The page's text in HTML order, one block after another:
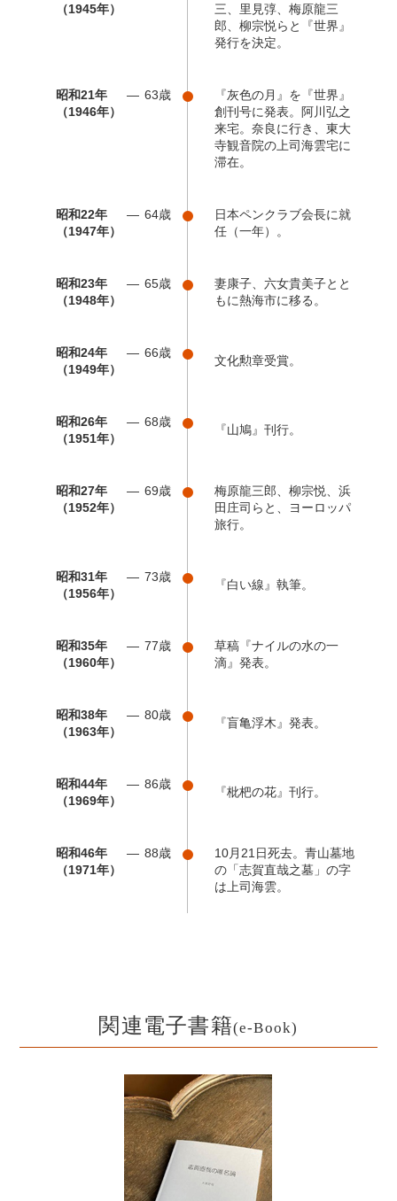
（1945年）
三、里見弴、梅原龍三
郎、柳宗悦らと『世界』
発行を決定。
昭和21年
（1946年）
63歳
『灰色の月』を『世界』
創刊号に発表。阿川弘之
来宅。奈良に行き、東大
寺観音院の上司海雲宅に
滞在。
昭和22年
（1947年）
64歳
日本ペンクラブ会長に就
任（一年）。
昭和23年
（1948年）
65歳
妻康子、六女貴美子とと
もに熱海市に移る。
昭和24年
（1949年）
66歳
文化勲章受賞。
昭和26年
（1951年）
68歳
『山鳩』刊行。
昭和27年
（1952年）
69歳
梅原龍三郎、柳宗悦、浜
田庄司らと、ヨーロッパ
旅行。
昭和31年
（1956年）
73歳
『白い線』執筆。
昭和35年
（1960年）
77歳
草稿『ナイルの水の一
滴』発表。
昭和38年
（1963年）
80歳
『盲亀浮木』発表。
昭和44年
（1969年）
86歳
『枇杷の花』刊行。
昭和46年
（1971年）
88歳
10月21日死去。青山墓地
の「志賀直哉之墓」の字
は上司海雲。
関連電子書籍(e-Book)